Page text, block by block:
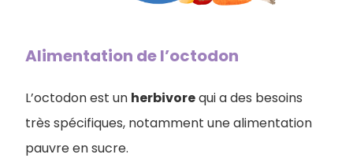
Alimentation de l’octodon
L’octodon est un herbivorequi a des besoins
très spécifiques, notamment une alimentation
pauvre en sucre.